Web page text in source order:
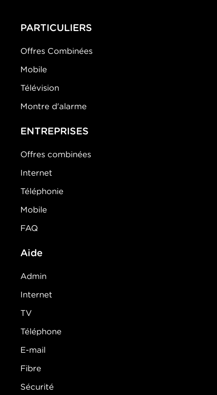
PARTICULIERS
Offres Combinées
Mobile
Télévision
Montre d'alarme
ENTREPRISES
Offres combinées
Internet
Téléphonie
Mobile
FAQ
Aide
Admin
Internet
TV
Téléphone
E-mail
Fibre
Sécurité